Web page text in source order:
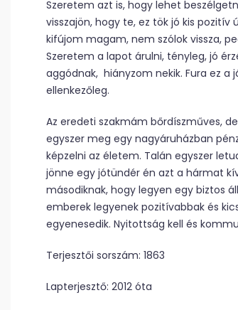
Szeretem azt is, hogy lehet
visszajön, hogy te, ez tök jó kis pozitív
kifújom magam, nem szólok vissza,
Szeretem a lapot árulni, tényleg, jó
aggódnak, hiányzom nekik. Fura ez a
ellenkezőleg.
Az eredeti szakmám bőrdíszműves,
egyszer meg egy nagyáruházban
képzelni az életem. Talán egyszer
jönne egy jótündér én azt a hármat
másodiknak, hogy legyen egy biztos
emberek legyenek pozitívabbak és
egyenesedik. Nyitottság kell és
Terjesztői sorszám: 1863
Lapterjesztő: 2012 óta